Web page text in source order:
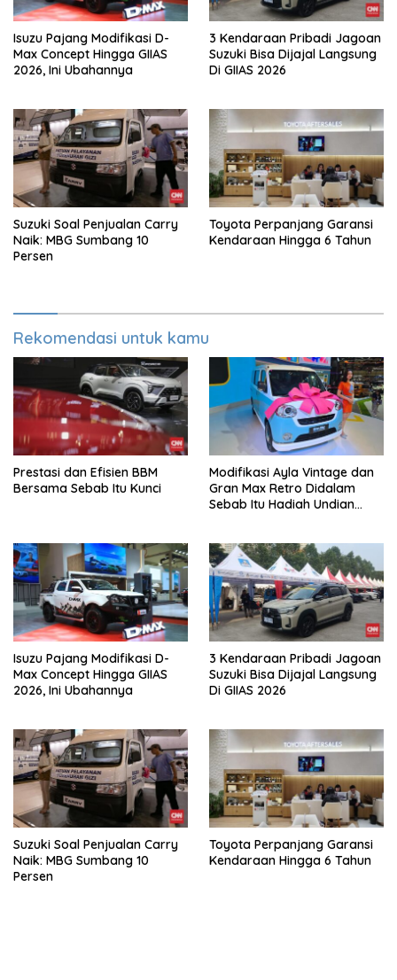
Isuzu Pajang Modifikasi D-
Max Concept Hingga GIIAS
2026, Ini Ubahannya
3 Kendaraan Pribadi Jagoan
Suzuki Bisa Dijajal Langsung
Di GIIAS 2026
Suzuki Soal Penjualan Carry
Naik: MBG Sumbang 10
Persen
Toyota Perpanjang Garansi
Kendaraan Hingga 6 Tahun
Rekomendasi untuk kamu
Prestasi dan Efisien BBM
Bersama Sebab Itu Kunci
Modifikasi Ayla Vintage dan
Gran Max Retro Didalam
Sebab Itu Hadiah Undian
Isuzu Pajang Modifikasi D-
Max Concept Hingga GIIAS
2026, Ini Ubahannya
3 Kendaraan Pribadi Jagoan
Suzuki Bisa Dijajal Langsung
Di GIIAS 2026
Suzuki Soal Penjualan Carry
Naik: MBG Sumbang 10
Persen
Toyota Perpanjang Garansi
Kendaraan Hingga 6 Tahun